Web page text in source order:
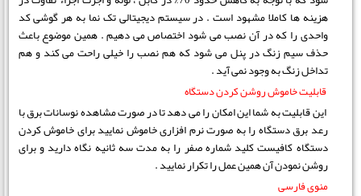
هزینه ها کاملا مشهود است . در سیستم دیجیتالی تک نما به هر گوشی کد
واحدی را که در آن نصب می شود اختصاص می دهیم . همین موضوع باعث
حذف سیم زنگ در پنل می شود که هم نصب را خیلی راحت می کند و هم
تداخل زنگ به وجود نمی آید .
قابلیت خاموش روشن کردن دستگاه
این قابلیت به شما این امکان را می دهد تا در صورت مشاهده نوسانات برق با
رعد برق دستگاه را به صورت نرم افزاری خاموش نمایید برای خاموش کردن
دستگاه کافیست کلید شماره صفر را به مدت سه ثانیه نگاه دارید و برای
روشن نمودن آن همین عمل را تکرار نمایید .
منوی فارسی